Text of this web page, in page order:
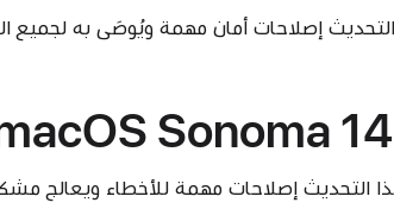
التحديث إصلاحات أمان مهمة ويُوصَى به لجميع
Sonoma
التحديث إصلاحات مهمة للأخطاء ويعالج